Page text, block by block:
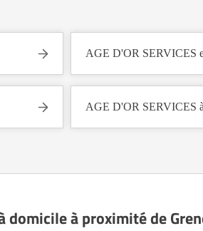
AGE D'OR SERVICES
AGE D'OR SERVICES
domicile à proximité de